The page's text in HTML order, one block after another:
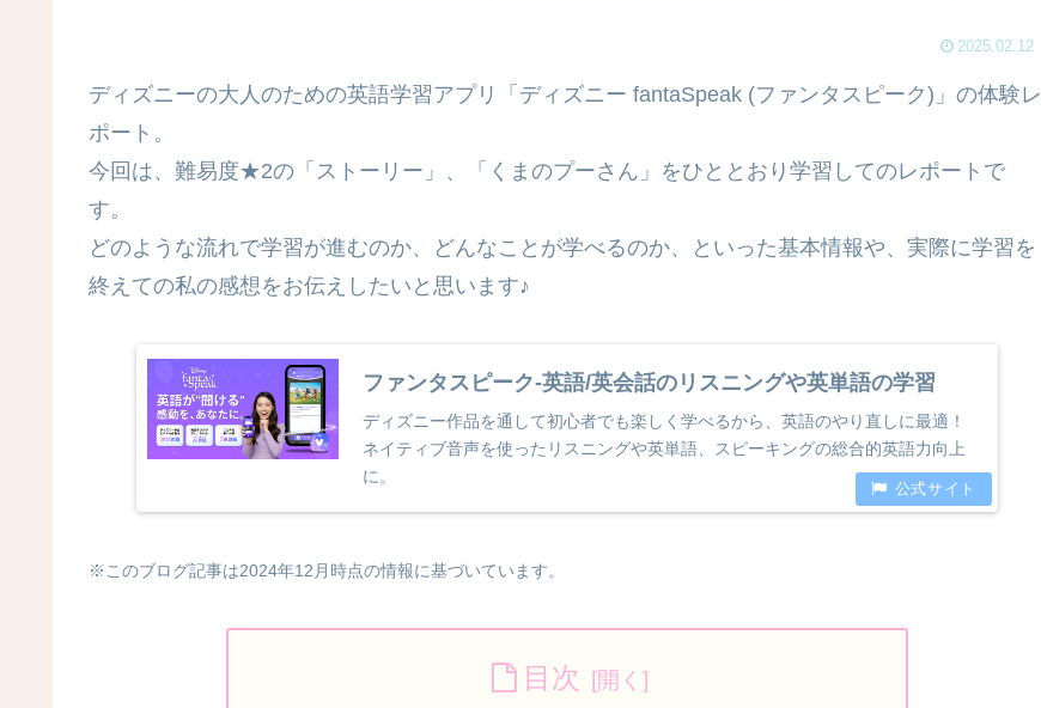
2025.02.12
ディズニーの大人のための英語学習アプリ「ディズニー fantaSpeak (ファンタスピーク)」の体験レ
ポート。
今回は、難易度★2の「ストーリー」、「くまのプーさん」をひととおり学習してのレポートで
す。
どのような流れで学習が進むのか、どんなことが学べるのか、といった基本情報や、実際に学習を
終えての私の感想をお伝えしたいと思います♪
ファンタスピーク-英語/英会話のリスニングや英単語の学習
ディズニー作品を通して初心者でも楽しく学べるから、英語のやり直しに最適！
ネイティブ音声を使ったリスニングや英単語、スピーキングの総合的英語力向上
に。
※このブログ記事は2024年12月時点の情報に基づいています。
目次